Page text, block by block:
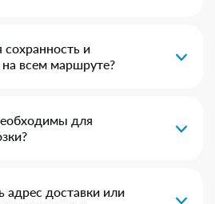
сохранность и
на всем маршруте?
для
доставки или